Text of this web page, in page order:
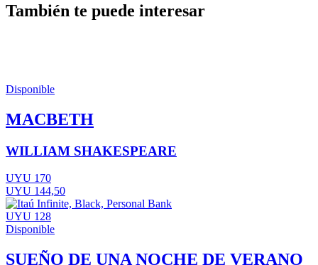
También te puede interesar
Disponible
MACBETH
WILLIAM SHAKESPEARE
UYU 170
UYU 144,50
UYU 128
Disponible
SUEÑO DE UNA NOCHE DE VERANO